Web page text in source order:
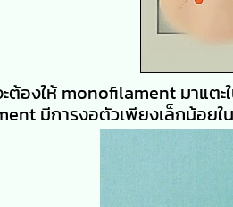
ต้องให้ monofilament มาแต
มีการงอตัวเพียงเล็กน้อยใ